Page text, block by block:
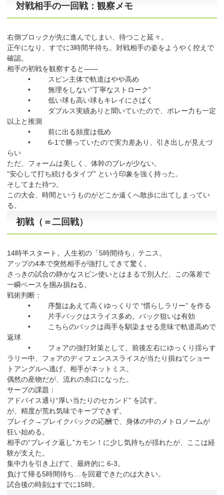
対戦相手の一回戦：観察メモ
右側ブロックが先に進んでしまい、待つこと延々。
正午になり、すでに3時間半待ち。対戦相手の姿をようやく控えで
確認。
相手の初戦を観察すると——
• スピン主体で軌道はやや高め
• 無理をしない“丁寧なストローク”
• 低い球も高い球もキレイにさばく
• ダブルス実績ありと聞いていたので、ボレー力も一定
以上と推測
• 前に出る頻度は低め
• 6-1で勝っていたので実力差あり、引き出しが見えづ
らい
ただ、フォームは美しく、体幹のブレが少ない。
“安心して打ち続けるタイプ” という印象を強く持った。
そしてまた待つ。
この大会、時間というものがどこか遠くへ散歩に出てしまってい
る。
初戦（＝二回戦）
14時半スタート。人生初の「5時間待ち」テニス。
アップの4本で突然相手が強打してきて驚く。
さっきの試合の静かなスピン使いとはまるで別人だ、この落差で
一瞬ペースを掴み損ねる。
戦術判断：
• 序盤はあえて高くゆっくりで “慣らしラリー” を作る
• 片手バックはスライス多め。バック狙いは有効
• こちらのバックは両手を馴染ませる意味で軌道高めで
返球
• フォアの強打対策として、前後左右にゆっくり揺らす
ラリー中、フォアのディフェンススライスが当たり損ねてショー
トアングルへ逃げ、相手がネットミス。
偶然の産物だが、流れの糸口になった。
サーブの課題：
アドバイス通り“厚い当たりのセカンド” を試す。
が、精度が荒れ気味でキープできず。
ブレイク→ブレイクバックの応酬で、身体の中のメトロノームが
狂い始める。
相手の“ブレイク返し”カモン！に少し気持ちが揺れたが、ここは経
験が支えた。
集中力を引き上げて、最終的に 6-3。
負けて帰る5時間待ち…を回避できたのは大きい。
試合後の時刻はすでに15時。